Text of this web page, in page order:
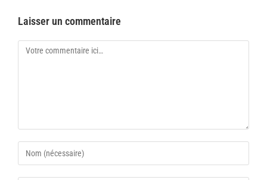
Laisser un commentaire